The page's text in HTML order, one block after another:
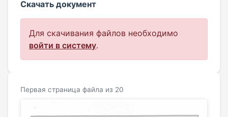
Скачать документ
Для скачивания файлов необходимо
войти в систему.
Первая страница файла из 20